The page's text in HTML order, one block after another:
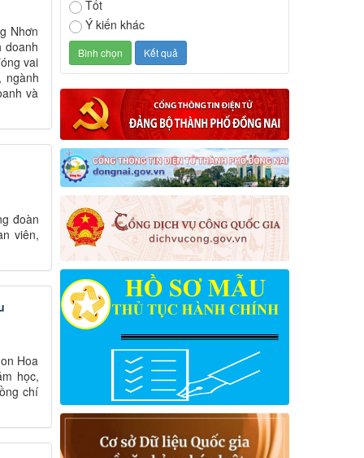
Nhơn
doanh
vai
ngành
và
đoàn
viên,
Hoa
học,
chí
Tốt
Ý kiến khác